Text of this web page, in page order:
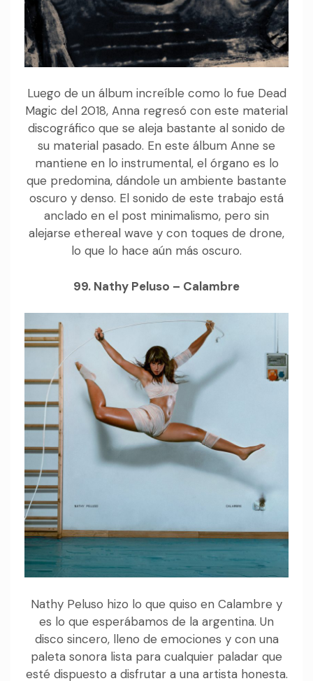
Luego de un álbum increíble como lo fue Dead
Magic del 2018, Anna regresó con este material
discográfico que se aleja bastante al sonido de
su material pasado. En este álbum Anne se
mantiene en lo instrumental, el órgano es lo
que predomina, dándole un ambiente bastante
oscuro y denso. El sonido de este trabajo está
anclado en el post minimalismo, pero sin
alejarse ethereal wave y con toques de drone,
lo que lo hace aún más oscuro.
99. Nathy Peluso – Calambre
Nathy Peluso hizo lo que quiso en Calambre y
es lo que esperábamos de la argentina. Un
disco sincero, lleno de emociones y con una
paleta sonora lista para cualquier paladar que
esté dispuesto a disfrutar a una artista honesta.